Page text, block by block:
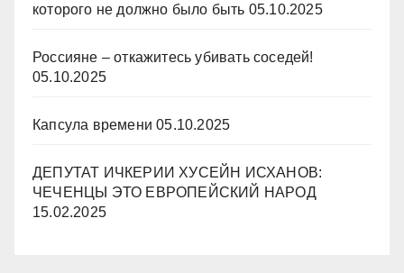
которого не должно было быть 05.10.2025
Россияне – откажитесь убивать соседей!
05.10.2025
Капсула времени 05.10.2025
ДЕПУТАТ ИЧКЕРИИ ХУСЕЙН ИСХАНОВ:
ЧЕЧЕНЦЫ ЭТО ЕВРОПЕЙСКИЙ НАРОД
15.02.2025